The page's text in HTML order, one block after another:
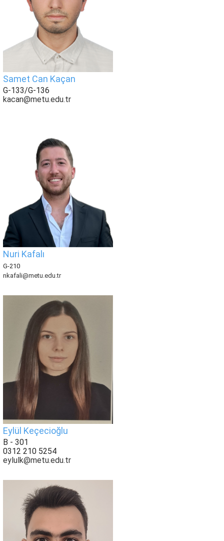
Samet Can Kaçan
G-133/G-136
kacan@metu.edu.tr
Nuri Kafalı
G-210
nkafali@metu.edu.tr
Eylül Keçecioğlu
B - 301
0312 210 5254
eylulk@metu.edu.tr